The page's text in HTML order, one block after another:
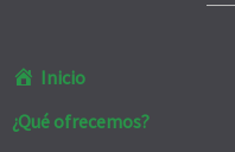
Inicio
¿Qué ofrecemos?